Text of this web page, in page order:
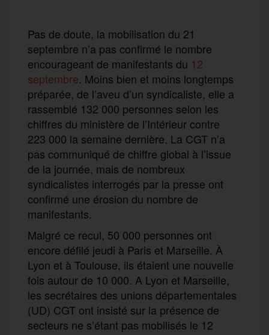
Pas de doute, la mobilisation du 21
septembre n’a pas confirmé le nombre
encourageant de manifestants du 12
septembre. Moins bien et moins longtemps
préparée, de l’aveu d’un syndicaliste, elle a
rassemblé 132 000 personnes selon les
chiffres du ministère de l’Intérieur contre
223 000 la semaine dernière. La CGT n’a
pas communiqué de chiffre global à l’issue
de la journée, mais de nombreux
syndicalistes interrogés par la presse ont
confirmé une érosion du nombre de
manifestants.
Malgré ce recul, 50 000 personnes ont
encore défilé jeudi à Paris et Marseille. À
Lyon et à Toulouse, ils étaient une nouvelle
fois autour de 10 000. A Lyon et Marseille,
les secrétaires des unions départementales
(UD) CGT ont insisté sur la présence de
secteurs ne s’étant pas mobilisés le 12